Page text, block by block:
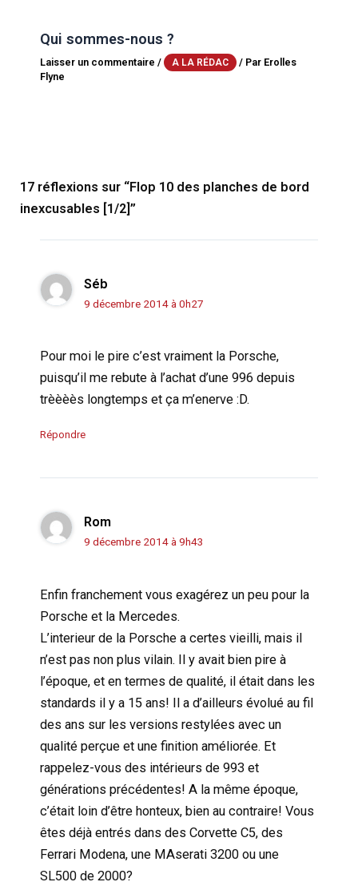
Qui sommes-nous ?
Laisser un commentaire / A LA RÉDAC / Par Erolles
Flyne
17 réflexions sur “Flop 10 des planches de bord
inexcusables [1/2]”
Séb
9 décembre 2014 à 0h27
Pour moi le pire c’est vraiment la Porsche,
puisqu’il me rebute à l’achat d’une 996 depuis
trèèèès longtemps et ça m’enerve :D.
Répondre
Rom
9 décembre 2014 à 9h43
Enfin franchement vous exagérez un peu pour la
Porsche et la Mercedes.
L’interieur de la Porsche a certes vieilli, mais il
n’est pas non plus vilain. Il y avait bien pire à
l’époque, et en termes de qualité, il était dans les
standards il y a 15 ans! Il a d’ailleurs évolué au fil
des ans sur les versions restylées avec un
qualité perçue et une finition améliorée. Et
rappelez-vous des intérieurs de 993 et
générations précédentes! A la même époque,
c’était loin d’être honteux, bien au contraire! Vous
êtes déjà entrés dans des Corvette C5, des
Ferrari Modena, une MAserati 3200 ou une
SL500 de 2000?